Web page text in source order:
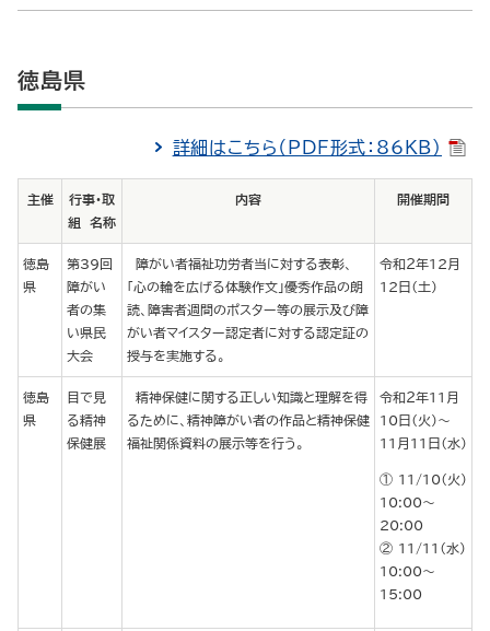
徳島県
詳細はこちら（PDF形式：86KB）
主催
行事・取
組 名称
内容 開催期間
徳島
県
第39回
障がい
者の集
い県民
大会
障がい者福祉功労者当に対する表彰、
「心の輪を広げる体験作文」優秀作品の朗
読、障害者週間のポスター等の展示及び障
がい者マイスター認定者に対する認定証の
授与を実施する。
令和２年12月
12日（土）
徳島
県
目で見
る精神
保健展
精神保健に関する正しい知識と理解を得
るために、精神障がい者の作品と精神保健
福祉関係資料の展示等を行う。
令和２年11月
10日（火）～
11月11日（水）
11/10（火）
10:00～
20:00
11/11（水）
10:00～
15:00